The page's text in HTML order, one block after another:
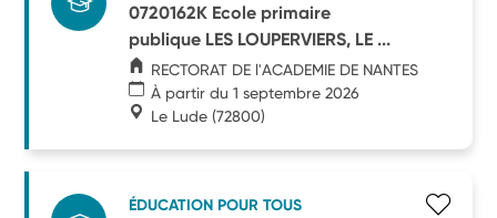
0720162K Ecole primaire
publique LES LOUPERVIERS, LE ...
RECTORAT DE l'ACADEMIE DE NANTES
À partir du 1 septembre 2026
Le Lude (72800)
ÉDUCATION POUR TOUS